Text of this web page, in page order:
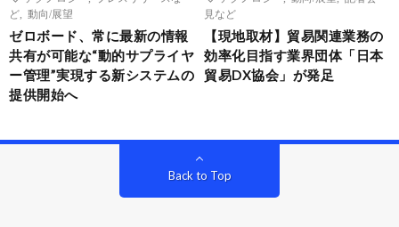
ど
動向/展望
ゼロボード、常に最新の情報
共有が可能な“動的サプライヤ
ー管理”実現する新システムの
提供開始へ
見など
【現地取材】貿易関連業務の
効率化目指す業界団体「日本
貿易DX協会」が発足
Back to Top